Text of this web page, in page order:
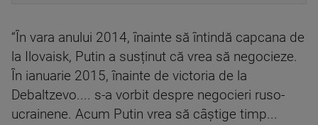
“În vara anului 2014, înainte să întindă capcana de
la Ilovaisk, Putin a susținut că vrea să negocieze.
În ianuarie 2015, înainte de victoria de la
Debaltzevo.... s-a vorbit despre negocieri ruso-
ucrainene. Acum Putin vrea să câștige timp...